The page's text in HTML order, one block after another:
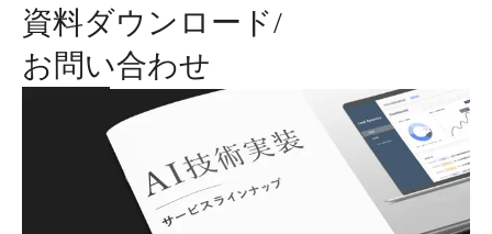
資料ダウンロード/
お問い合わせ